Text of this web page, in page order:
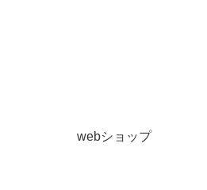
webショップ